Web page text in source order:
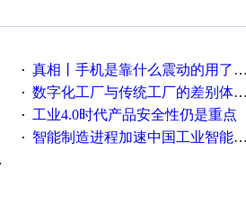
· 真相丨手机是靠什么震动的用了这么多年才知道！
· 数字化工厂与传统工厂的差别体现在哪里？
· 工业4.0时代产品安全性仍是重点
· 智能制造进程加速中国工业智能化之路发展趋势明显